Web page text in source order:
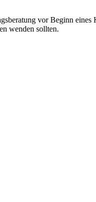
vor Beginn eines
wenden sollten.